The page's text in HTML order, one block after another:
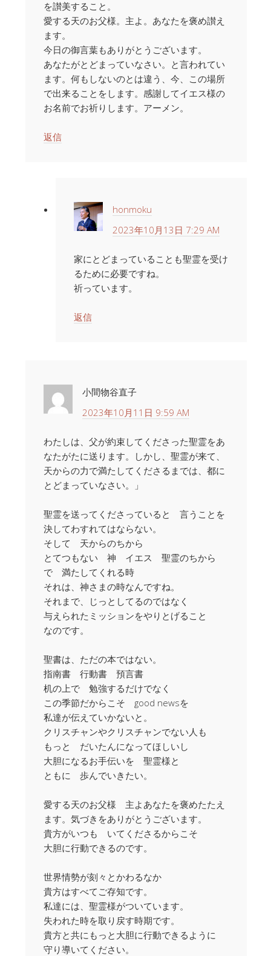
を讃美すること。
愛する天のお父様。主よ。あなたを褒め讃え
ます。
今日の御言葉もありがとうございます。
あなたがとどまっていなさい。と言われてい
ます。何もしないのとは違う、今、この場所
で出来ることをします。感謝してイエス様の
お名前でお祈りします。アーメン。
返信
honmoku
2023年10月13日 7:29 AM
家にとどまっていることも聖霊を受け
るために必要ですね。
祈っています。
返信
小間物谷直子
2023年10月11日 9:59 AM
わたしは、父が約束してくださった聖霊をあ
なたがたに送ります。しかし、聖霊が来て、
天からの力で満たしてくださるまでは、都に
とどまっていなさい。」
聖霊を送ってくださっていると 言うことを
決してわすれてはならない。
そして 天からのちから
とてつもない 神 イエス 聖霊のちから
で 満たしてくれる時
それは、神さまの時なんですね。
それまで、じっとしてるのではなく
与えられたミッションをやりとげること
なのです。
聖書は、ただの本ではない。
指南書 行動書 預言書
机の上で 勉強するだけでなく
この季節だからこそ good newsを
私達が伝えていかないと。
クリスチャンやクリスチャンでない人も
もっと だいたんになってほしいし
大胆になるお手伝いを 聖霊様と
ともに 歩んでいきたい。
愛する天のお父様 主よあなたを褒めたたえ
ます。気づきをありがとうございます。
貴方がいつも いてくださるからこそ
大胆に行動できるのです。
世界情勢が刻々とかわるなか
貴方はすべてご存知です。
私達には、聖霊様がついています。
失われた時を取り戻す時期です。
貴方と共にもっと大胆に行動できるように
守り導いてください。